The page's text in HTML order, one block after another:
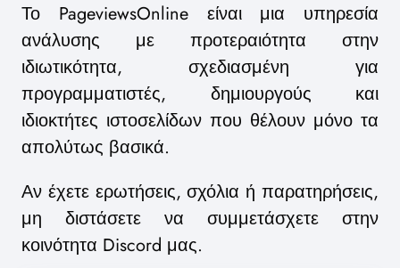
Το PageviewsOnline είναι μια υπηρεσία
ανάλυσης με προτεραιότητα στην
ιδιωτικότητα, σχεδιασμένη για
προγραμματιστές, δημιουργούς και
ιδιοκτήτες ιστοσελίδων που θέλουν μόνο τα
απολύτως βασικά.
Αν έχετε ερωτήσεις, σχόλια ή παρατηρήσεις,
μη διστάσετε να συμμετάσχετε στην
κοινότητα Discord μας.